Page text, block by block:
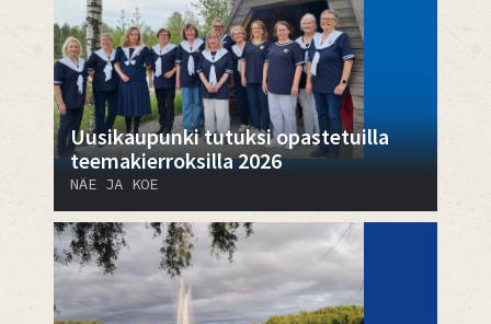
Uusikaupunki tutuksi opastetuilla
teemakierroksilla 2026
NÄE JA KOE